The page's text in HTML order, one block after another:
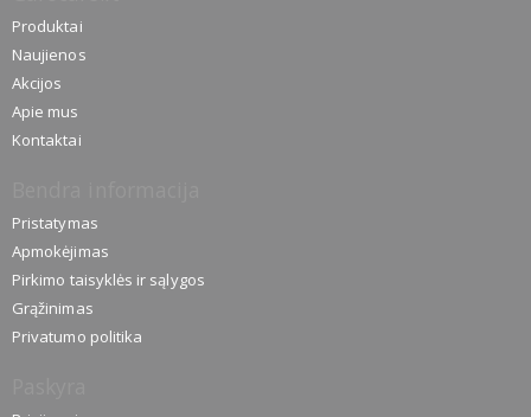
Produktai
Naujienos
Akcijos
Apie mus
Kontaktai
Pristatymas
Apmokėjimas
Pirkimo taisyklės ir sąlygos
Grąžinimas
Privatumo politika